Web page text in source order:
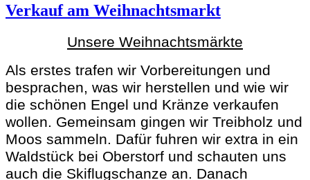
Verkauf am Weihnachtsmarkt
Unsere Weihnachtsmärkte
Als erstes trafen wir Vorbereitungen und
besprachen, was wir herstellen und wie wir
die schönen Engel und Kränze verkaufen
wollen. Gemeinsam gingen wir Treibholz und
Moos sammeln. Dafür fuhren wir extra in ein
Waldstück bei Oberstorf und schauten uns
auch die Skiflugschanze an. Danach